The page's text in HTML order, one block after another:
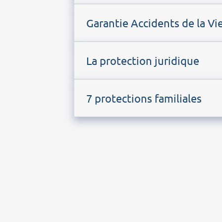
Garantie Accidents de la
La protection juridique
7 protections familiales